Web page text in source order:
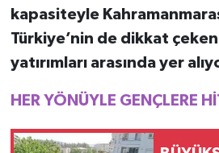
kapasiteyle
Türkiye’nin de dikkat
yatırımları arasında yer
HER YÖNÜYLE GENÇLERE